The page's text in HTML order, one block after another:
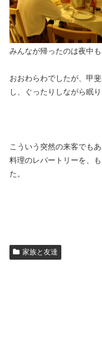
みんなが帰ったのは夜中
おおわらわでしたが、甲
し、ぐったりしながら眠
こういう突然の来客でも
料理のレパートリーを、
た。
家族と友達